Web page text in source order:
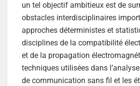
un tel objectif ambitieux est de
obstacles interdisciplinaires
approches déterministes et
disciplines de la compatibilité
et de la propagation
techniques utilisées dans
de communication sans fil et les